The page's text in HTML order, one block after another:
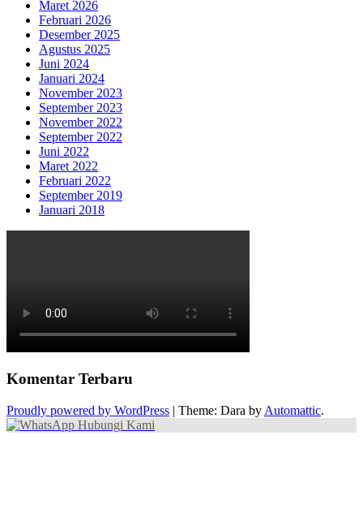
Maret 2026
Februari 2026
Desember 2025
Agustus 2025
Juni 2024
Januari 2024
November 2023
September 2023
November 2022
September 2022
Juni 2022
Maret 2022
Februari 2022
September 2019
Januari 2018
Komentar Terbaru
Proudly powered by WordPress | Theme: Dara by Automattic.
Hubungi Kami